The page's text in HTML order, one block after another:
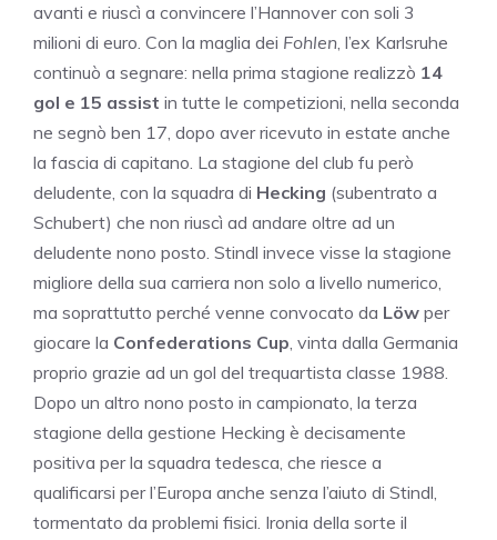
avanti e riuscì a convincere l’Hannover con soli 3
milioni di euro. Con la maglia dei Fohlen, l’ex Karlsruhe
continuò a segnare: nella prima stagione realizzò 14
gol e 15 assist in tutte le competizioni, nella seconda
ne segnò ben 17, dopo aver ricevuto in estate anche
la fascia di capitano. La stagione del club fu però
deludente, con la squadra di Hecking (subentrato a
Schubert) che non riuscì ad andare oltre ad un
deludente nono posto. Stindl invece visse la stagione
migliore della sua carriera non solo a livello numerico,
ma soprattutto perché venne convocato da Löw per
giocare la Confederations Cup, vinta dalla Germania
proprio grazie ad un gol del trequartista classe 1988.
Dopo un altro nono posto in campionato, la terza
stagione della gestione Hecking è decisamente
positiva per la squadra tedesca, che riesce a
qualificarsi per l’Europa anche senza l’aiuto di Stindl,
tormentato da problemi fisici. Ironia della sorte il